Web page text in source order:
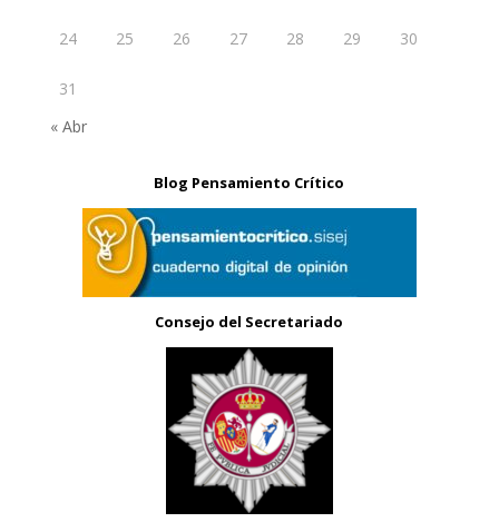
24 25 26 27 28 29 30
31
« Abr
Blog Pensamiento Crítico
Consejo del Secretariado